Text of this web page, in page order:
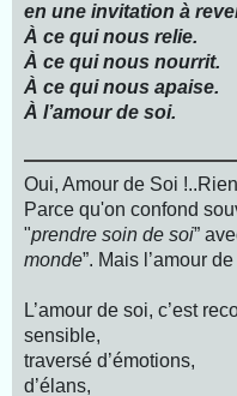
en une invitation à
À ce qui nous relie.
À ce qui nous nourrit.
À ce qui nous apaise.
À l’amour de soi.
Oui, Amour de Soi
Parce qu'on confond
"prendre soin de soi”
monde”. Mais l’amour
L’amour de soi, c’est
sensible,
traversé d’émotions,
d’élans,